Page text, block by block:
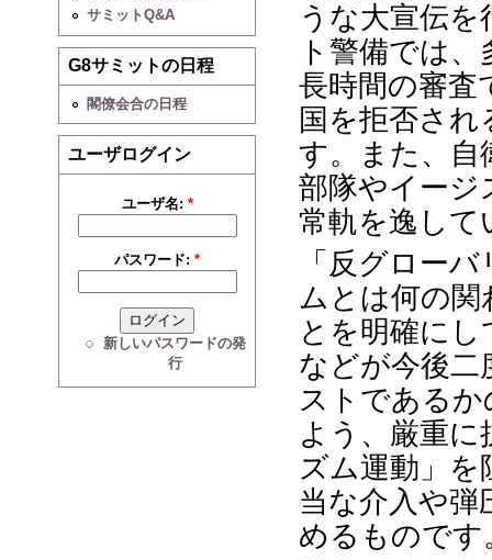
サミットQ&A
G8サミットの日程
閣僚会合の日程
ユーザログイン
ユーザ名: *
パスワード:*
新しいパスワードの発
行
うな大宣伝
ト警備では
長時間の審査
国を拒否さ
す。また、自
部隊やイージ
常軌を逸して
「反グロー
ムとは何の
とを明確に
などが今後二
ストである
よう、厳重に
ズム運動」を
当な介入や弾
めるものです